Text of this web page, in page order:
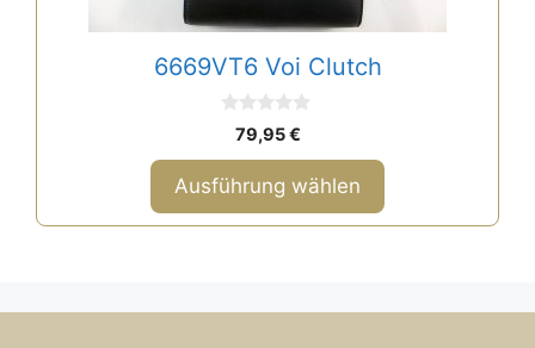
6669VT6 Voi Clutch
o
n
5
79,95€
Ausführung wählen